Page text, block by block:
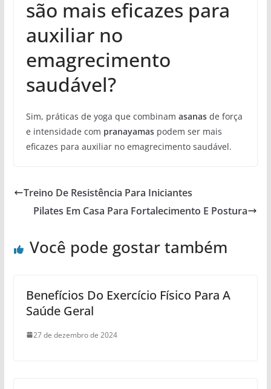
são mais eficazes para
auxiliar no
emagrecimento
saudável?
Sim, práticas de yoga que combinam asanasde força
e intensidade com pranayamaspodem ser mais
eficazes para auxiliar no emagrecimento saudável.
Treino De Resistência Para Iniciantes
Pilates Em Casa Para Fortalecimento E Postura
Você pode gostar também
Benefícios Do Exercício Físico Para A
Saúde Geral
27 de dezembro de 2024